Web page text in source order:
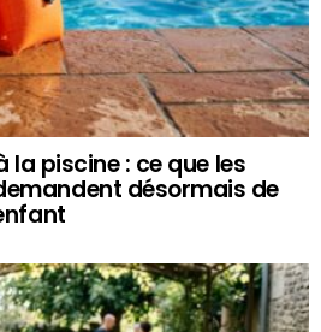
la piscine : ce que les
désormais de